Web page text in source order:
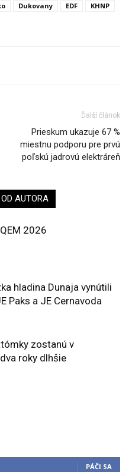
Dukovany EDF
KHNP
Ďalší článok
Prieskum ukazuje 67 %
miestnu podporu pre prvú
poľskú jadrovú elektráreň
AUTORA
2026
hladina Dunaja vynútili
Paks a JE Cernavoda
zostanú v
roky dlhšie
PÁČI SA